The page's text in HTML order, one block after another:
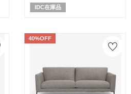
IDC在庫品
40%OFF